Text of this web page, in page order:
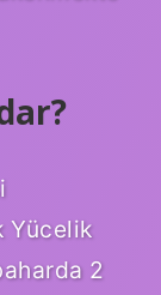
Yücelik
2